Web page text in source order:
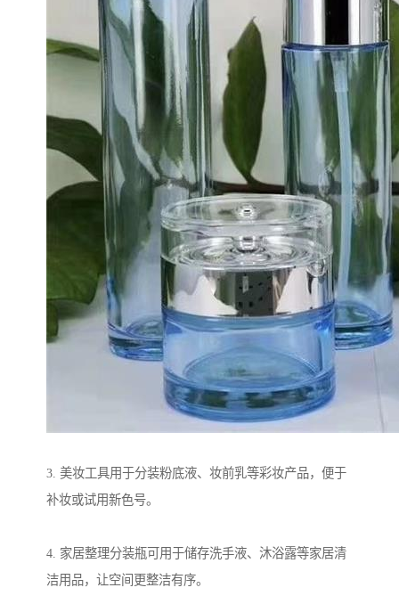
3. 美妆工具用于分装粉底液、妆前乳等彩妆产品，便于
补妆或试用新色号。
4. 家居整理分装瓶可用于储存洗手液、沐浴露等家居清
洁用品，让空间更整洁有序。